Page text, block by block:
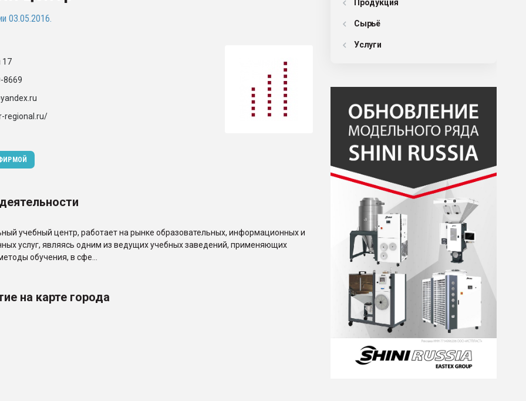
03.05.2016.
17
8669
regional.ru/
учебный центр, работает на рынке образовательных, информационных и
услуг, являясь одним из ведущих учебных заведений, применяющих
обучения, в сфе...
на карте города
Продукция
Сырьё
Услуги